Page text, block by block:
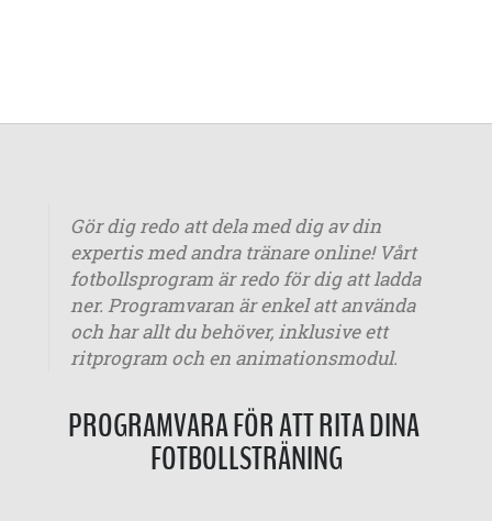
Gör dig redo att dela med dig av din
expertis med andra tränare online! Vårt
fotbollsprogram är redo för dig att ladda
ner. Programvaran är enkel att använda
och har allt du behöver, inklusive ett
ritprogram och en animationsmodul.
PROGRAMVARA FÖR ATT RITA DINA
FOTBOLLSTRÄNING